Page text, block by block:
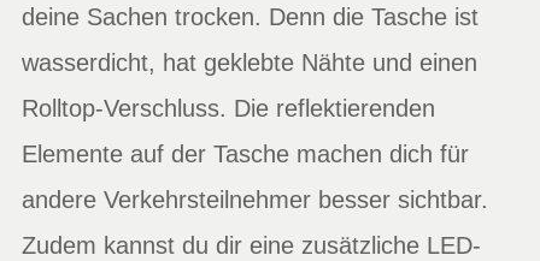
deine Sachen trocken. Denn die Tasche ist
wasserdicht, hat geklebte Nähte und einen
Rolltop-Verschluss. Die reflektierenden
Elemente auf der Tasche machen dich für
andere Verkehrsteilnehmer besser sichtbar.
Zudem kannst du dir eine zusätzliche LED-